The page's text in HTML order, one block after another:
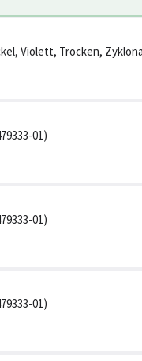
Violett, Trocken,
01)
01)
01)